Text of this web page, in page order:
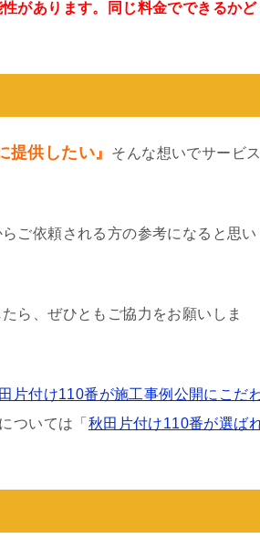
があります。同じ料金でできるかど
提供したい』
そんな想いでサービス
ご依頼される方の参考になると思い
ら、ぜひともご協力をお願いしま
片付け110番が施工事例公開にこだ
ついては「 秋田片付け110番が選ば